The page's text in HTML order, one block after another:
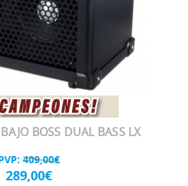
BOSS DUAL BASS LX
409,00€
289,00€